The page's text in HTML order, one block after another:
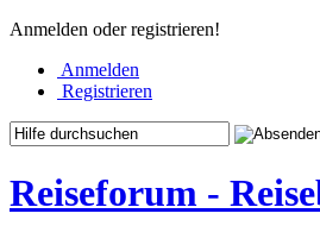
Anmelden oder registrieren!
Anmelden
Registrieren
Reiseforum -